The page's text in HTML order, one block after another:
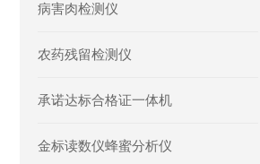
病害肉检测仪
农药残留检测仪
承诺达标合格证一体机
金标读数仪蜂蜜分析仪